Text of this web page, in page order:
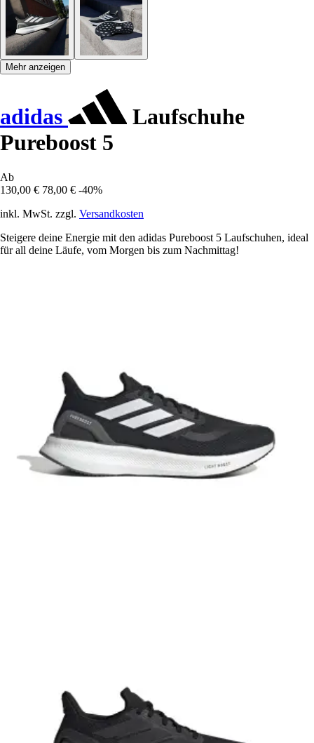
Mehr anzeigen
adidas
Laufschuhe
Pureboost 5
Ab
130,00 € 78,00 € -40%
inkl. MwSt. zzgl. Versandkosten
Steigere deine Energie mit den adidas Pureboost 5 Laufschuhen, ideal
für all deine Läufe, vom Morgen bis zum Nachmittag!